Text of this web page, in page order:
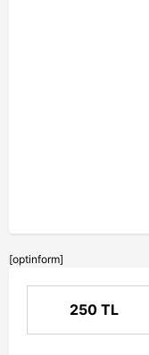
[optinform]
250 TL